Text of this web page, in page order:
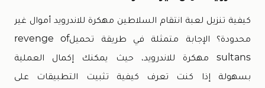
كيفية تنزيل لعبة انتقام السلاطين مهكرة للاندرويد أموال غير
محدودة؟ الإجابة متمثلة في طريقة تحميلrevenge of
sultans مهكرة للاندرويد، حيث يمكنك إكمال العملية
بسهولة إذا كنت تعرف كيفية تثبيت التطبيقات على